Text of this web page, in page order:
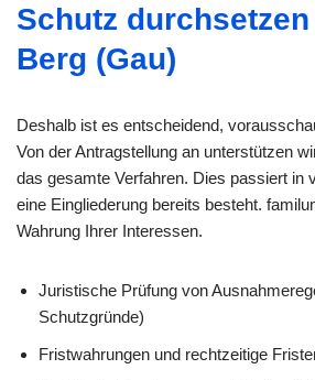
Schutz
Berg (Gau)
Deshalb ist es entscheidend,
Von der Antragstellung an unterstützen
das gesamte Verfahren. Dies passiert in
eine Eingliederung bereits besteht.
Wahrung Ihrer Interessen.
Juristische Prüfung von
Schutzgründe)
Fristwahrungen und rechtzeitige